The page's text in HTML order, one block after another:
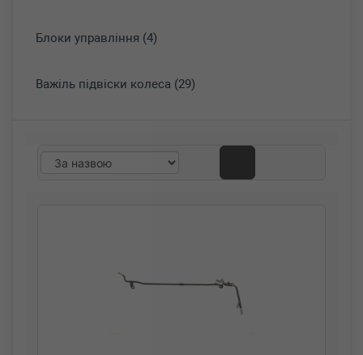
Блоки управління (4)
Важіль підвіски колеса (29)